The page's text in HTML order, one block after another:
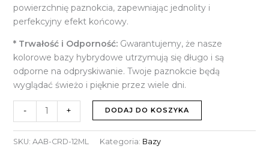
powierzchnię paznokcia, zapewniając jednolity i
perfekcyjny efekt końcowy.
* Trwałość i Odporność:Gwarantujemy, że nasze
kolorowe bazy hybrydowe utrzymują się długo i są
odporne na odpryskiwanie. Twoje paznokcie będą
wyglądać świeżo i pięknie przez wiele dni.
- + DODAJ DO KOSZYKA
SKU: AAB-CRD-12ML Kategoria: Bazy